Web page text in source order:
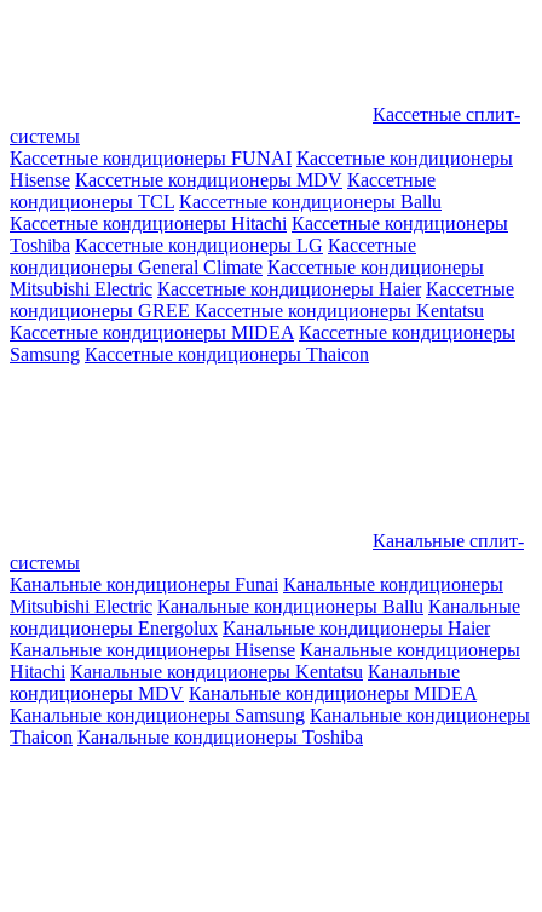
Кассетные сплит-
системы
Кассетные кондиционеры FUNAI Кассетные кондиционеры
Hisense Кассетные кондиционеры MDV Кассетные
кондиционеры TCL Кассетные кондиционеры Ballu
Кассетные кондиционеры Hitachi Кассетные кондиционеры
Toshiba Кассетные кондиционеры LG Кассетные
кондиционеры General Climate Кассетные кондиционеры
Mitsubishi Electric Кассетные кондиционеры Haier Кассетные
кондиционеры GREE Кассетные кондиционеры Kentatsu
Кассетные кондиционеры MIDEA Кассетные кондиционеры
Samsung Кассетные кондиционеры Thaicon
Канальные сплит-
системы
Канальные кондиционеры Funai Канальные кондиционеры
Mitsubishi Electric Канальные кондиционеры Ballu Канальные
кондиционеры Energolux Канальные кондиционеры Haier
Канальные кондиционеры Hisense Канальные кондиционеры
Hitachi Канальные кондиционеры Kentatsu Канальные
кондиционеры MDV Канальные кондиционеры MIDEA
Канальные кондиционеры Samsung Канальные кондиционеры
Thaicon Канальные кондиционеры Toshiba